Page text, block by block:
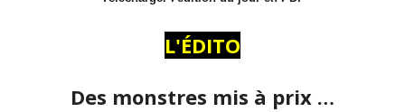
L'ÉDITO
Des monstres mis à prix …